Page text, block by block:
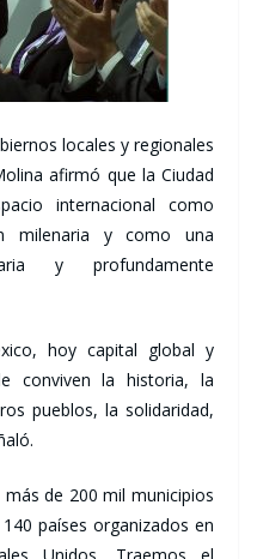
locales y regionales
afirmó que la Ciudad
internacional como
milenaria y como una
y profundamente
hoy capital global y
conviven la historia, la
pueblos, la solidaridad,
de 200 mil municipios
países organizados en